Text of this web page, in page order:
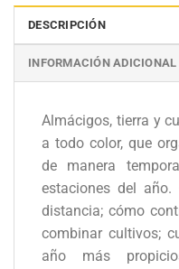
DESCRIPCIÓN
INFORMACIÓN ADICIONAL
Almácigos, tierra y
a todo color, que
de manera
estaciones del
distancia; cómo
combinar cultivos;
año más